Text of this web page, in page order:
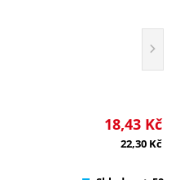
18,43 Kč
22,30 Kč